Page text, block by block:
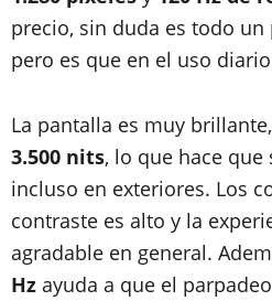
precio, sin duda es todo
pero es que en el uso
La pantalla es muy
3.500 nits, lo que hace
incluso en exteriores. Los
contraste es alto y la
agradable en general.
Hz ayuda a que el